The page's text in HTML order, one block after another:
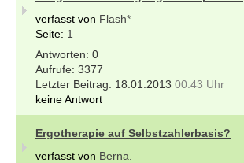
verfasst von Flash*
Seite: 1
0
3377
18.01.2013 00:43 Uhr
keine Antwort
Ergotherapie auf Selbstzahlerbasis?
verfasst von Berna.